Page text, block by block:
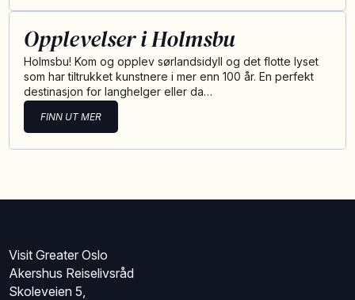
Opplevelser i Holmsbu
Holmsbu! Kom og opplev sørlandsidyll og det flotte lyset
som har tiltrukket kunstnere i mer enn 100 år. En perfekt
destinasjon for langhelger eller da…
FINN UT MER
Visit Greater Oslo
Akershus Reiselivsråd
Skoleveien 5,